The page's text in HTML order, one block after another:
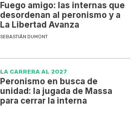
Fuego amigo: las internas que
desordenan al peronismo y a
La Libertad Avanza
SEBASTIÁN DUMONT
LA CARRERA AL 2027
Peronismo en busca de
unidad: la jugada de Massa
para cerrar la interna